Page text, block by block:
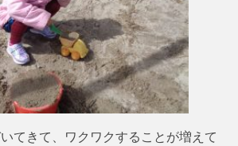
てきて、ワクワクすることが増えて